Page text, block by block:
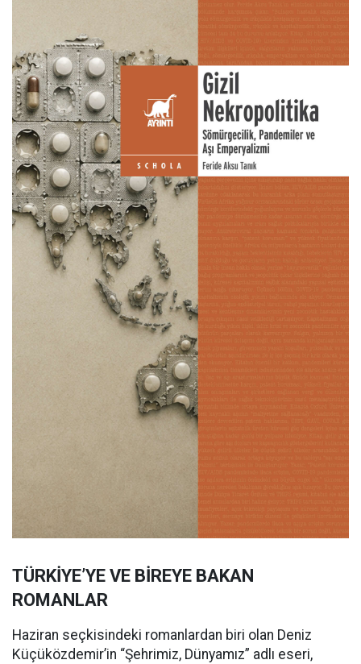
TÜRKİYE’YE VE BİREYE BAKAN
ROMANLAR
Haziran seçkisindeki romanlardan biri olan Deniz
Küçüközdemir’in “Şehrimiz, Dünyamız” adlı eseri,